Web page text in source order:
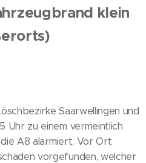
klein
Saarwellingen und
Uhr zu einem vermeintlich
A8 alarmiert. Vor Ort
vorgefunden, welcher